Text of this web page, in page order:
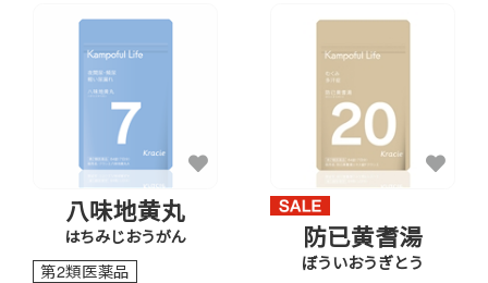
八味地黄丸
はちみじおうがん
第2類医薬品
防已黄耆湯
ぼういおうぎとう